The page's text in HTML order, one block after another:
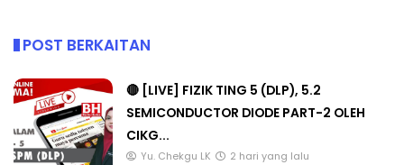
POST BERKAITAN
🔴 [LIVE] FIZIK TING 5 (DLP), 5.2
SEMICONDUCTOR DIODE PART-2 OLEH
CIKG...
Yu. Chekgu LK 2 hari yang lalu